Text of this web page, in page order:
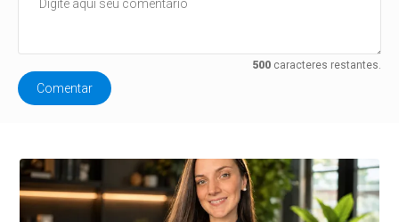
500caracteres restantes.
Comentar